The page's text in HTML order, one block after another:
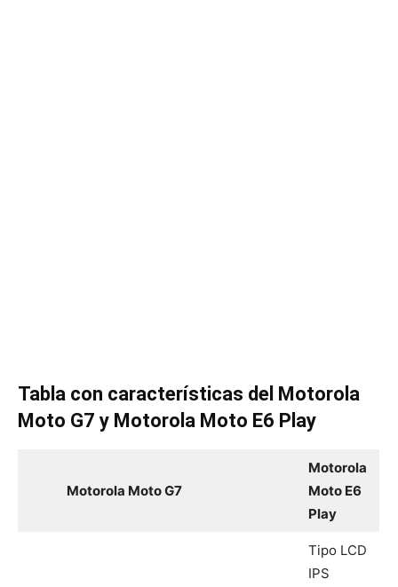
Tabla con características del Motorola
Moto G7 y Motorola Moto E6 Play
Motorola Moto G7
Motorola
Moto E6
Play
Tipo LCD
IPS